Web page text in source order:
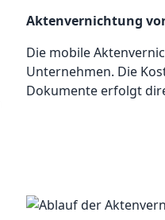
Aktenvernichtung
Die mobile
Unternehmen. Die
Dokumente erfolgt